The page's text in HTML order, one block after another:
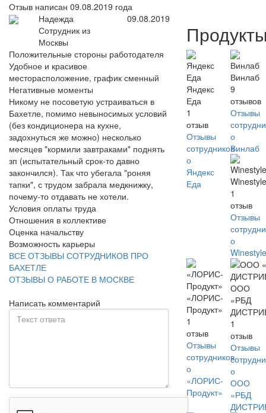
Отзыв написан 09.08.2019 года
Надежда
Сотрудник из
Москвы
09.08.2019
Положительные стороны работодателя
Удобное и красивое
месторасположение, график сменный
Негативные моменты
Никому не посоветую устраиваться в
Бахетле, помимо невыносимых условий
(без кондиционера на кухне,
задохнуться же можно) несколько
месяцев "кормили завтраками" поднять
зп (испытательный срок-то давно
закончился). Так что убегала "роняя
тапки", с трудом забрала медкнижку,
почему-то отдавать не хотели.
Условия оплаты труда
Отношения в коллективе
Оценка начальству
Возможность карьеры
ВСЕ ОТЗЫВЫ СОТРУДНИКОВ ПРО
БАХЕТЛЕ
ОТЗЫВЫ О РАБОТЕ В МОСКВЕ
Написать комментарий
Яндекс
Еда
1
отзыв
Отзывы
сотрудников
о
Яндекс
Еда
Винлаб
9
отзывов
Отзывы
о
Винлаб
1
отзыв
Отзывы
о
«ЛОРИС-
Продукт»
1
отзыв
Отзывы
сотрудников
о
«ЛОРИС-
Продукт»
ООО
«РБД
1
отзыв
Отзывы
о
ООО
«РБД